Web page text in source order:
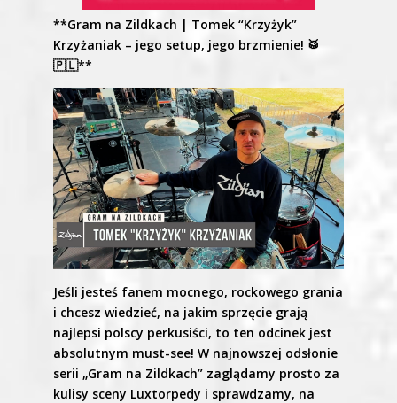
**Gram na Zildkach | Tomek “Krzyżyk”
Krzyżaniak – jego setup, jego brzmienie! 🥁
🇵🇱**
Jeśli jesteś fanem mocnego, rockowego grania
i chcesz wiedzieć, na jakim sprzęcie grają
najlepsi polscy perkusiści, to ten odcinek jest
absolutnym must-see! W najnowszej odsłonie
serii „Gram na Zildkach” zaglądamy prosto za
kulisy sceny Luxtorpedy i sprawdzamy, na